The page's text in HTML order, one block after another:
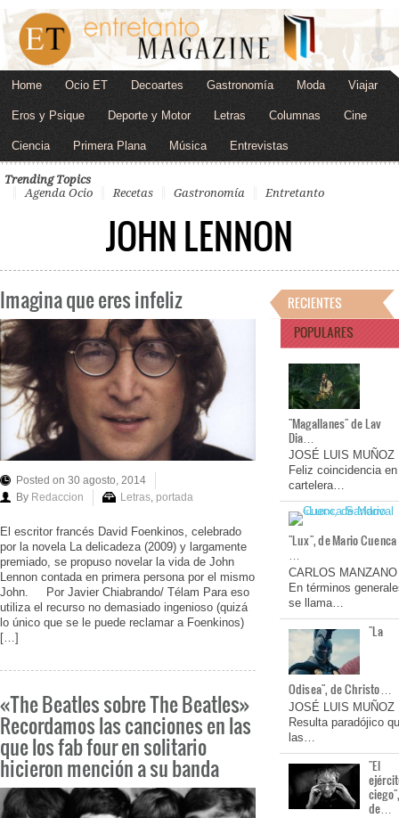
Home Ocio ET Decoartes Gastronomía Moda Viajar
Eros y Psique Deporte y Motor Letras Columnas Cine
Ciencia Primera Plana Música Entrevistas
Trending Topics
Agenda Ocio
Recetas Gastronomía Entretanto
JOHN LENNON
Imagina que eres infeliz
Posted on 30 agosto, 2014
By Redaccion Letras, portada
El escritor francés David Foenkinos, celebrado
por la novela La delicadeza (2009) y largamente
premiado, se propuso novelar la vida de John
Lennon contada en primera persona por el mismo
John. Por Javier Chiabrando/ Télam Para eso
utiliza el recurso no demasiado ingenioso (quizá
lo único que se le puede reclamar a Foenkinos)
[…]
«The Beatles sobre The Beatles»
Recordamos las canciones en las
que los fab four en solitario
hicieron mención a su banda
RECIENTES
POPULARES
"Magallanes" de Lav
Dia…
JOSÉ LUIS MUÑOZ
Feliz coincidencia en
cartelera…
"Lux", de Mario Cuenca
…
CARLOS MANZANO
En términos
se llama…
"La
Odisea", de Christo…
JOSÉ LUIS MUÑOZ
Resulta paradójico
las…
"El
de…